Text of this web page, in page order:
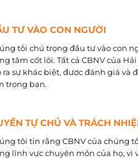
TƯ VÀO CON NGƯỜI
tôi chú trọng đầu tư vào con
tâm cốt lõi. Tất cả CBNV của
ra sự khác biệt, được đánh giá và
trọng bạn.
TỰ CHỦ VÀ TRÁCH
tôi tin rằng CBNV của chúng
lĩnh vực chuyên môn của họ, vì